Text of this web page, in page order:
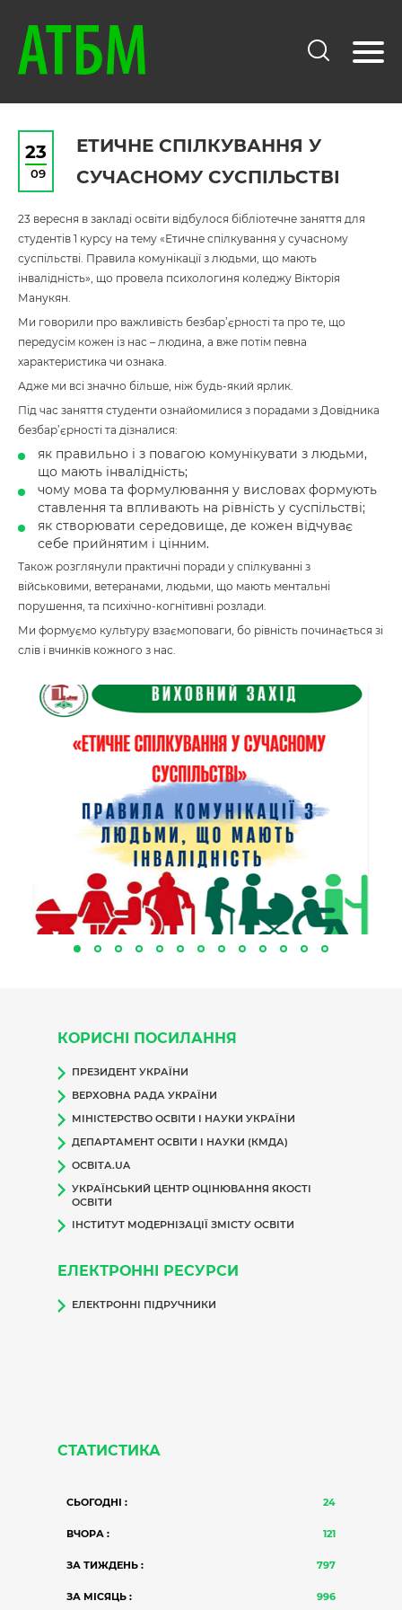
23
09
ЕТИЧНЕ СПІЛКУВАННЯ У
СУЧАСНОМУ СУСПІЛЬСТВІ
23 вересня в закладі освіти відбулося бібліотечне заняття для
студентів 1 курсу на тему «Етичне спілкування у сучасному
суспільстві. Правила комунікації з людьми, що мають
інвалідність», що провела психологиня коледжу Вікторія
Манукян.
Ми говорили про важливість безбар’єрності та про те, що
передусім кожен із нас – людина, а вже потім певна
характеристика чи ознака.
Адже ми всі значно більше, ніж будь-який ярлик.
Під час заняття студенти ознайомилися з порадами з Довідника
безбар’єрності та дізналися:
як правильно і з повагою комунікувати з людьми,
що мають інвалідність;
чому мова та формулювання у висловах формують
ставлення та впливають на рівність у суспільстві;
як створювати середовище, де кожен відчуває
себе прийнятим і цінним.
Також розглянули практичні поради у спілкуванні з
військовими, ветеранами, людьми, що мають ментальні
порушення, та психічно-когнітивні розлади.
Ми формуємо культуру взаємоповаги, бо рівність починається зі
слів і вчинків кожного з нас.
КОРИСНІ ПОСИЛАННЯ
ПРЕЗИДЕНТ УКРАЇНИ
ВЕРХОВНА РАДА УКРАЇНИ
МІНІСТЕРСТВО ОСВІТИ І НАУКИ УКРАЇНИ
ДЕПАРТАМЕНТ ОСВІТИ І НАУКИ (КМДА)
ОСВІТА.UA
УКРАЇНСЬКИЙ ЦЕНТР ОЦІНЮВАННЯ ЯКОСТІ
ОСВІТИ
ІНСТИТУТ МОДЕРНІЗАЦІЇ ЗМІСТУ ОСВІТИ
ЕЛЕКТРОННІ РЕСУРСИ
ЕЛЕКТРОННІ ПІДРУЧНИКИ
СТАТИСТИКА
СЬОГОДНІ : 24
ВЧОРА : 121
ЗА ТИЖДЕНЬ : 797
ЗА МІСЯЦЬ : 996